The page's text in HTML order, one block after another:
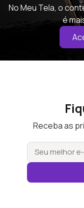
No Meu Tela, o
é
Receba as